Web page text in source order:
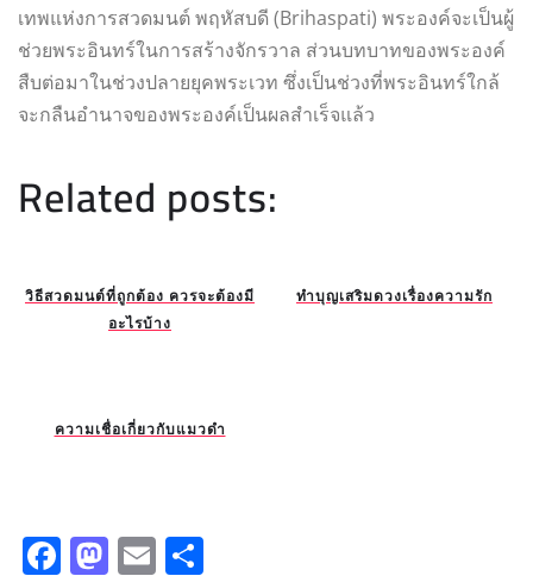
เทพแห่งการสวดมนต์ พฤหัสบดี (Brihaspati) พระองค์จะเป็นผู้
ช่วยพระอินทร์ในการสร้างจักรวาล ส่วนบทบาทของพระองค์
สืบต่อมาในช่วงปลายยุคพระเวท ซึ่งเป็นช่วงที่พระอินทร์ใกล้
จะกลืนอำนาจของพระองค์เป็นผลสำเร็จแล้ว
Related posts:
วิธีสวดมนต์ที่ถูกต้อง ควรจะต้องมี
อะไรบ้าง
ทำบุญเสริมดวงเรื่องความรัก
ความเชื่อเกี่ยวกับแมวดำ
F M E